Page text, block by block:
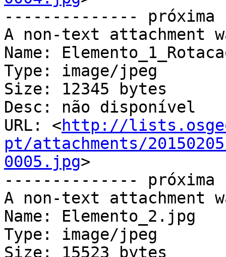
--------------
A non-text attachment
Name:
Type: image/jpeg
Size: 12345 bytes
Desc: não disponível
URL: <http://
pt/attachments/
0005.jpg>
--------------
A non-text attachment
Name: Elemento_2.jpg
Type: image/jpeg
Size: 15523 bytes